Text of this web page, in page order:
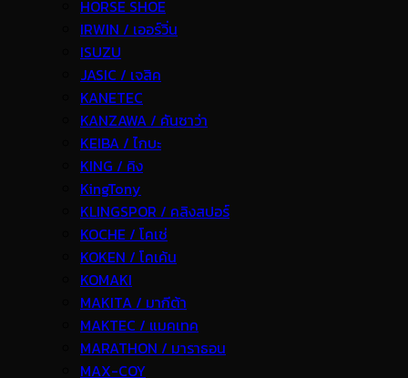
HORSE SHOE
IRWIN / เออร์วิ่น
ISUZU
JASIC / เจสิค
KANETEC
KANZAWA / คันซาว่า
KEIBA / ไกบะ
KING / คิง
KingTony
KLINGSPOR / คลิงสปอร์
KOCHE / โคเช่
KOKEN / โคเค้น
KOMAKI
MAKITA / มากีต้า
MAKTEC / แมคเทค
MARATHON / มาราธอน
MAX-COY